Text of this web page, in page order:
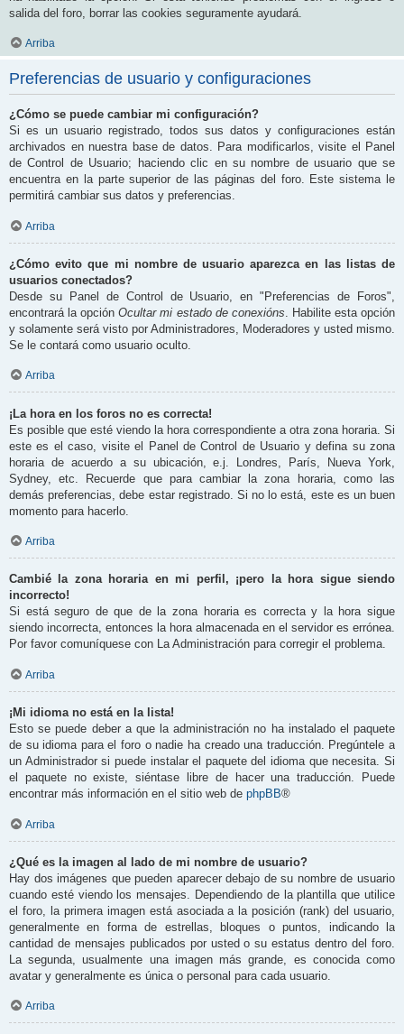
salida del foro, borrar las cookies seguramente ayudará.
Arriba
Preferencias de usuario y configuraciones
¿Cómo se puede cambiar mi configuración?
Si es un usuario registrado, todos sus datos y configuraciones están
archivados en nuestra base de datos. Para modificarlos, visite el Panel
de Control de Usuario; haciendo clic en su nombre de usuario que se
encuentra en la parte superior de las páginas del foro. Este sistema le
permitirá cambiar sus datos y preferencias.
Arriba
¿Cómo evito que mi nombre de usuario aparezca en las listas de
usuarios conectados?
Desde su Panel de Control de Usuario, en "Preferencias de Foros",
encontrará la opciónOcultar mi estado de conexións . Habilite esta opción
y solamente será visto por Administradores, Moderadores y usted mismo.
Se le contará como usuario oculto.
Arriba
¡La hora en los foros no es correcta!
Es posible que esté viendo la hora correspondiente a otra zona horaria. Si
este es el caso, visite el Panel de Control de Usuario y defina su zona
horaria de acuerdo a su ubicación, e.j. Londres, París, Nueva York,
Sydney, etc. Recuerde que para cambiar la zona horaria, como las
demás preferencias, debe estar registrado. Si no lo está, este es un buen
momento para hacerlo.
Arriba
Cambié la zona horaria en mi perfil, ¡pero la hora sigue siendo
incorrecto!
Si está seguro de que de la zona horaria es correcta y la hora sigue
siendo incorrecta, entonces la hora almacenada en el servidor es errónea.
Por favor comuníquese con La Administración para corregir el problema.
Arriba
¡Mi idioma no está en la lista!
Esto se puede deber a que la administración no ha instalado el paquete
de su idioma para el foro o nadie ha creado una traducción. Pregúntele a
un Administrador si puede instalar el paquete del idioma que necesita. Si
el paquete no existe, siéntase libre de hacer una traducción. Puede
encontrar más información en el sitio web de phpBB®
Arriba
¿Qué es la imagen al lado de mi nombre de usuario?
Hay dos imágenes que pueden aparecer debajo de su nombre de usuario
cuando esté viendo los mensajes. Dependiendo de la plantilla que utilice
el foro, la primera imagen está asociada a la posición (rank) del usuario,
generalmente en forma de estrellas, bloques o puntos, indicando la
cantidad de mensajes publicados por usted o su estatus dentro del foro.
La segunda, usualmente una imagen más grande, es conocida como
avatar y generalmente es única o personal para cada usuario.
Arriba